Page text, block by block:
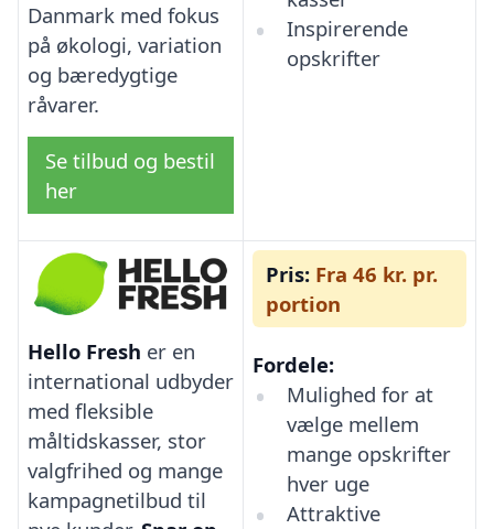
Danmark med fokus
på økologi, variation
og bæredygtige
råvarer.
Se tilbud og bestil
her
Inspirerende
opskrifter
Hello Fresh er en
international udbyder
med fleksible
måltidskasser, stor
valgfrihed og mange
kampagnetilbud til
Pris: Fra 46 kr. pr.
portion
Fordele:
Mulighed for at
vælge mellem
mange opskrifter
hver uge
Attraktive